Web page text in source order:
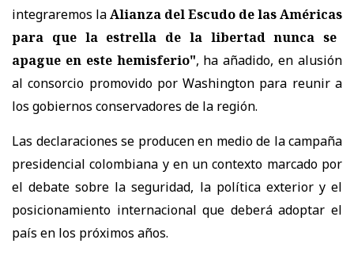
integraremos laAlianza del Escudo de las Américas
para que la estrella de la libertad nunca se
apague en este hemisferio", ha añadido, en alusión
al consorcio promovido por Washington para reunir a
los gobiernos conservadores de la región.
Las declaraciones se producen en medio de la campaña
presidencial colombiana y en un contexto marcado por
el debate sobre la seguridad, la política exterior y el
posicionamiento internacional que deberá adoptar el
país en los próximos años.